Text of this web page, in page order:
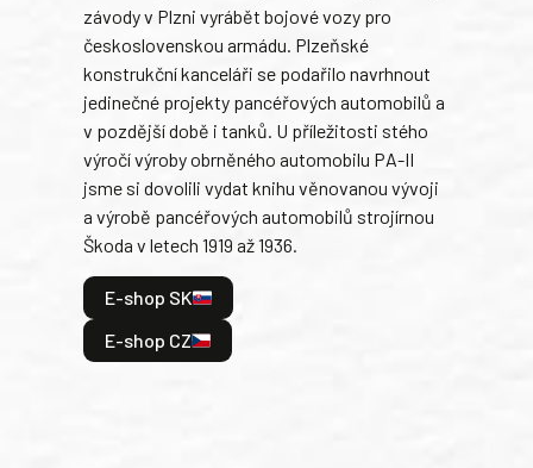
závody v Plzni vyrábět bojové vozy pro
československou armádu. Plzeňské
konstrukční kanceláři se podařilo navrhnout
jedinečné projekty pancéřových automobilů a
v pozdější době i tanků. U příležitosti stého
výročí výroby obrněného automobilu PA-II
jsme si dovolili vydat knihu věnovanou vývoji
a výrobě pancéřových automobilů strojírnou
Škoda v letech 1919 až 1936.
E-shop SK
E-shop CZ